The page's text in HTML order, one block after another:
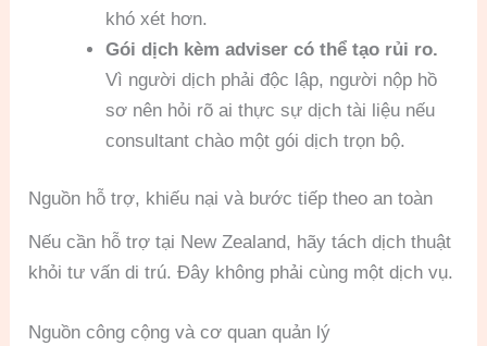
khó xét hơn.
Gói dịch kèm adviser có thể tạo rủi ro.
Vì người dịch phải độc lập, người nộp hồ
sơ nên hỏi rõ ai thực sự dịch tài liệu nếu
consultant chào một gói dịch trọn bộ.
Nguồn hỗ trợ, khiếu nại và bước tiếp theo an toàn
Nếu cần hỗ trợ tại New Zealand, hãy tách dịch thuật
khỏi tư vấn di trú. Đây không phải cùng một dịch vụ.
Nguồn công cộng và cơ quan quản lý